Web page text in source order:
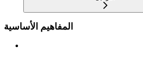
المفاهيم الأساسية